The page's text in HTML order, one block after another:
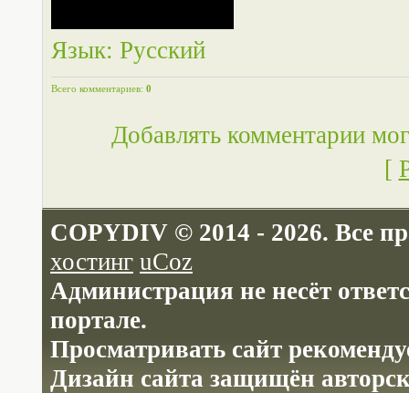
Язык: Русский
Всего комментариев: 0
Добавлять комментарии
[
COPYDIV © 2014 - 2026. Все
хостинг uCoz
Администрация не несёт
портале.
Просматривать сайт
Дизайн сайта защищён